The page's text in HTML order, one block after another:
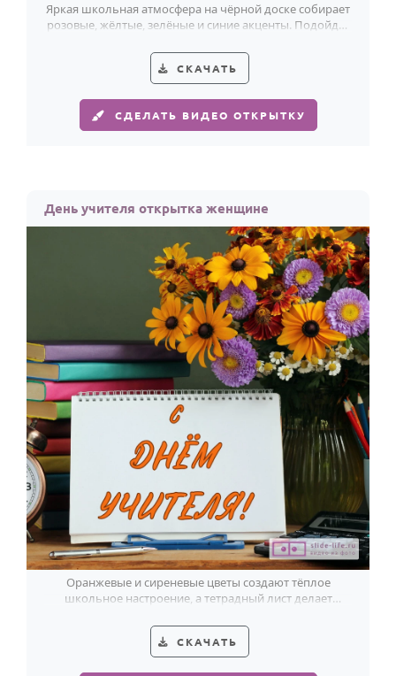
Яркая школьная атмосфера на чёрной доске собирает
розовые, жёлтые, зелёные и синие акценты. Подойдёт
СКАЧАТЬ
СДЕЛАТЬ ВИДЕО ОТКРЫТКУ
День учителя открытка женщине
Оранжевые и сиреневые цветы создают тёплое
школьное настроение, а тетрадный лист делает
СКАЧАТЬ